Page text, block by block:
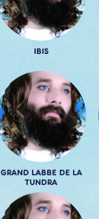
IBIS
GRAND LABBE DE LA
TUNDRA